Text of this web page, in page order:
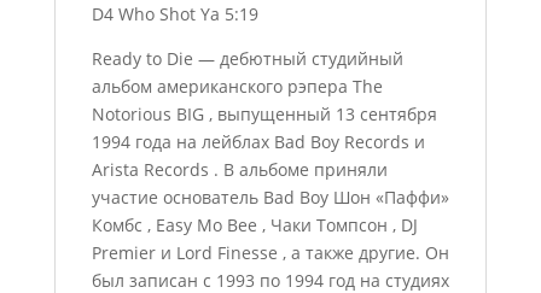
D4 Who Shot Ya 5:19
Ready to Die — дебютный студийный
альбом американского рэпера The
Notorious BIG , выпущенный 13 сентября
1994 года на лейблах Bad Boy Records и
Arista Records . В альбоме приняли
участие основатель Bad Boy Шон «Паффи»
Комбс , Easy Mo Bee , Чаки Томпсон , DJ
Premier и Lord Finesse , а также другие. Он
был записан с 1993 по 1994 год на студиях